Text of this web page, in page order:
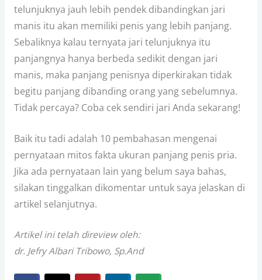
telunjuknya jauh lebih pendek dibandingkan jari
manis itu akan memiliki penis yang lebih panjang.
Sebaliknya kalau ternyata jari telunjuknya itu
panjangnya hanya berbeda sedikit dengan jari
manis, maka panjang penisnya diperkirakan tidak
begitu panjang dibanding orang yang sebelumnya.
Tidak percaya? Coba cek sendiri jari Anda sekarang!
Baik itu tadi adalah 10 pembahasan mengenai
pernyataan mitos fakta ukuran panjang penis pria.
Jika ada pernyataan lain yang belum saya bahas,
silakan tinggalkan dikomentar untuk saya jelaskan di
artikel selanjutnya.
Artikel ini telah direview oleh:
dr. Jefry Albari Tribowo, Sp.And